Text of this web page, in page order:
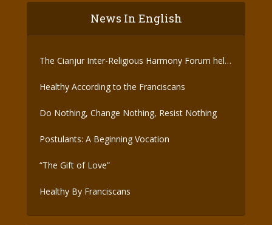
News In English
The Cianjur Inter-Religious Harmony Forum held
Healthy According to the Franciscans
Do Nothing, Change Nothing, Resist Nothing
Postulants: A Beginning Vocation
“The Gift of Love”
Healthy By Franciscans